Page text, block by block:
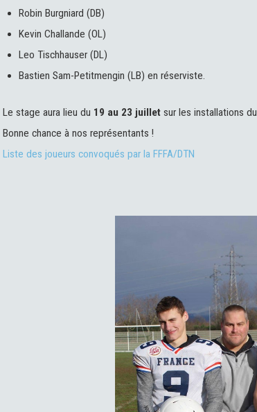
Robin Burgniard (DB)
Kevin Challande (OL)
Leo Tischhauser (DL)
Bastien Sam-Petitmengin (LB) en réserviste.
Le stage aura lieu du 19 au 23 juilletsur les installations du
Bonne chance à nos représentants !
Liste des joueurs convoqués par la FFFA/DTN